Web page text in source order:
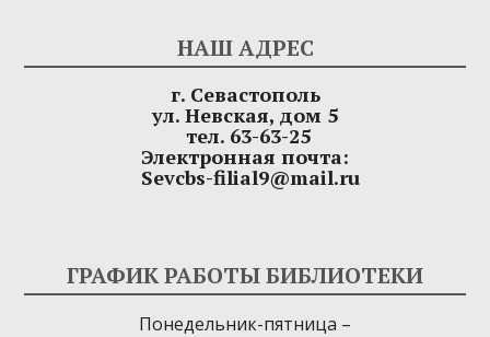
НАШ АДРЕС
г. Севастополь
ул. Невская, дом 5
тел. 63-63-25
Электронная почта:
Sevcbs-filial9@mail.ru
ГРАФИК РАБОТЫ БИБЛИОТЕКИ
Понедельник-пятница –